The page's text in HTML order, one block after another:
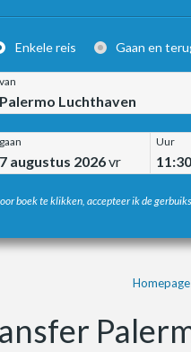
Enkele reis Gaan en
van
Palermo Luchthaven
gaan
7 augustus 2026vr
Uur
11:30
boek te klikken, accepteer ik de
Homepage